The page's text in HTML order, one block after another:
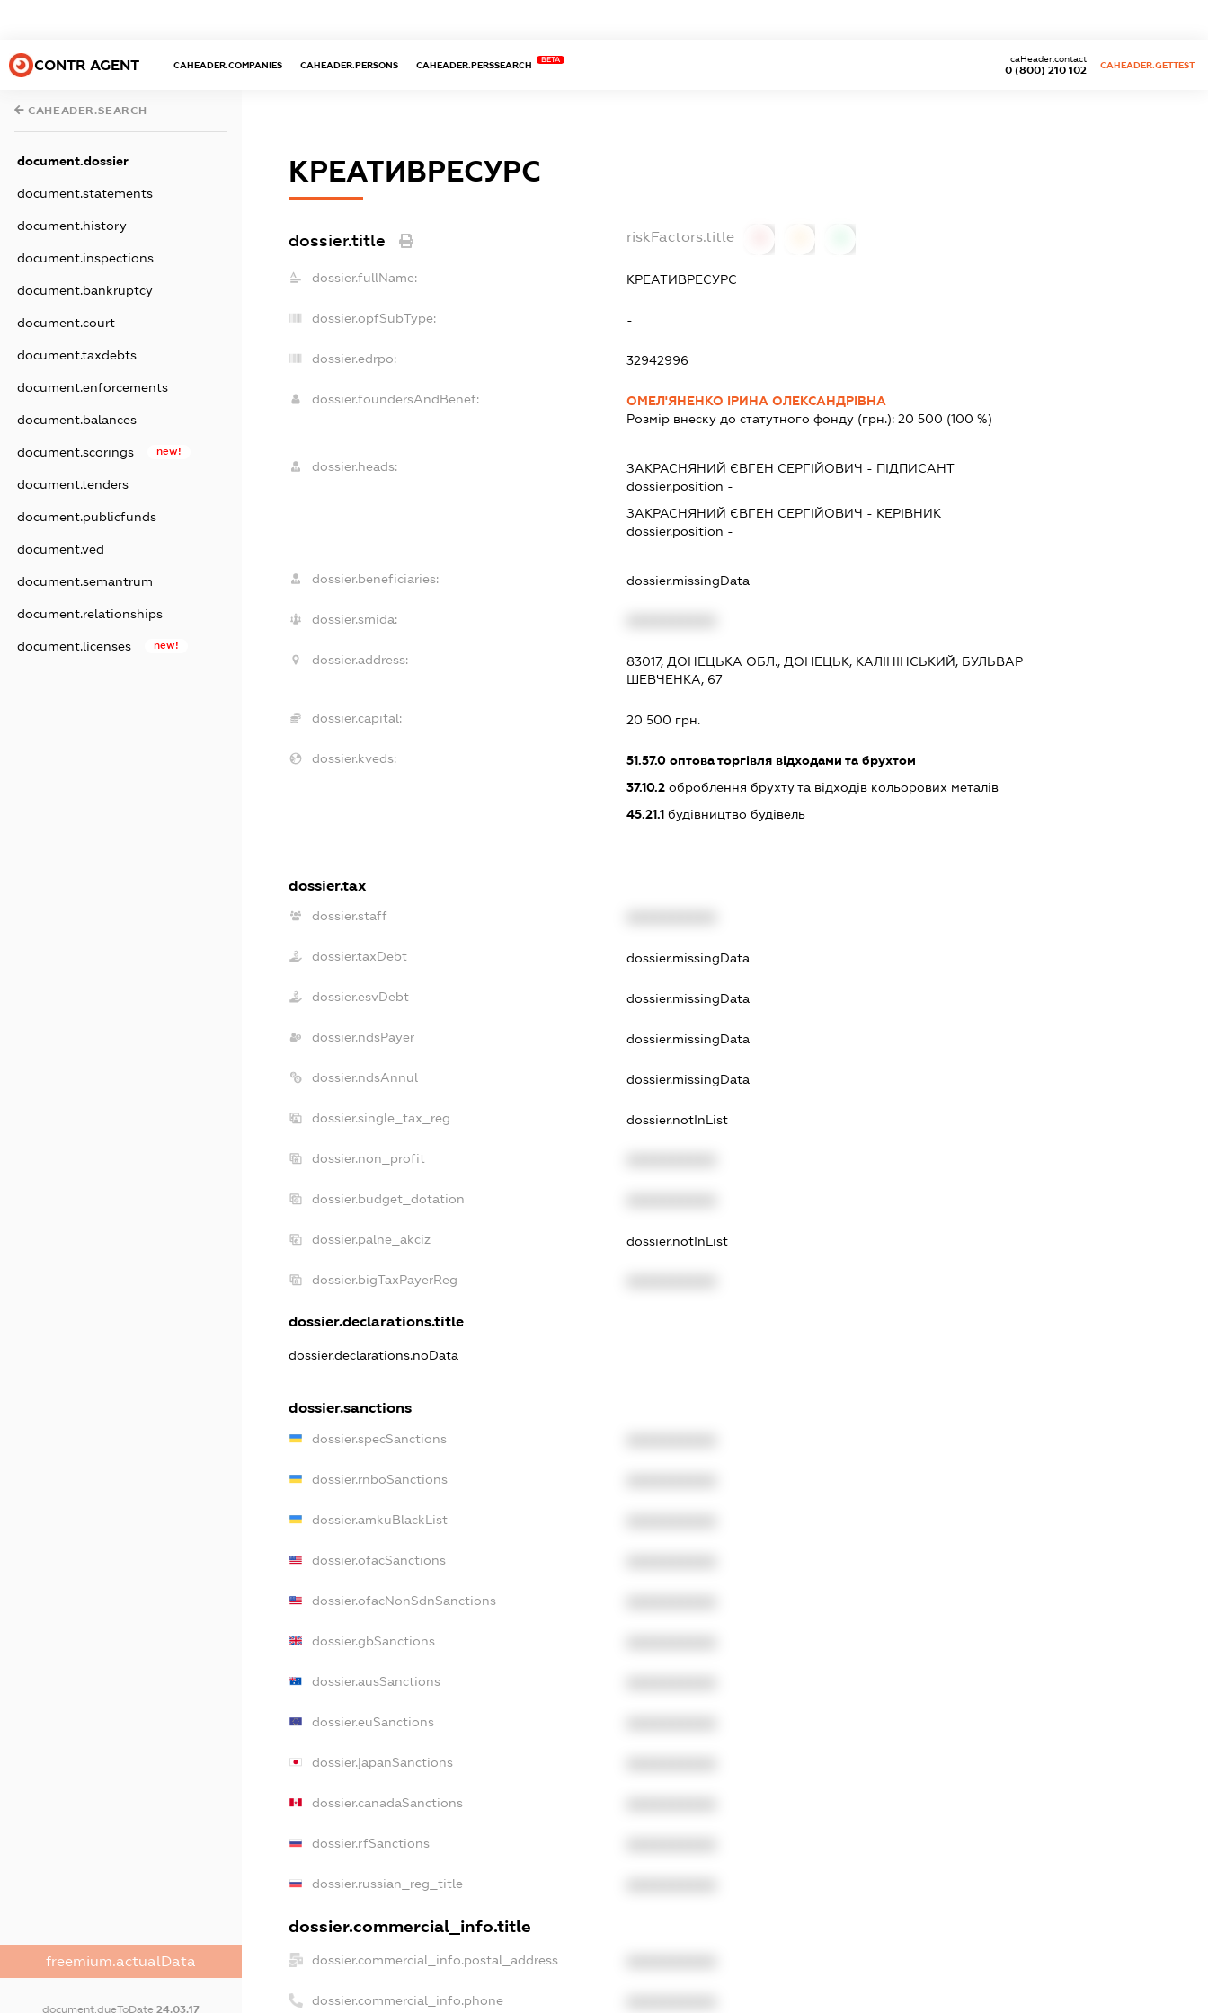
CONTR AGENT CAHEADER.COMPANIES CAHEADER.PERSONS CAHEADER.PERSSEARCH
BETA
0 (800) 210 102
caHeader.contact
CAHEADER.GETTEST
CAHEADER.SEARCH
document.dossier
document.statements
document.history
document.inspections
document.bankruptcy
document.court
document.taxdebts
document.enforcements
document.balances
document.scorings new!
document.tenders
document.publicfunds
document.ved
document.semantrum
document.relationships
document.licenses new!
freemium.actualData
document.dueToDate 24.03.17
КРЕАТИВРЕСУРС
dossier.title riskFactors.title
dossier.fullName: КРЕАТИВРЕСУРС
dossier.opfSubType: -
dossier.edrpo: 32942996
dossier.foundersAndBenef:
ОМЕЛ'ЯНЕНКО ІРИНА ОЛЕКСАНДРІВНА
Розмір внеску до статутного фонду (грн.):20 500 (100 %)
dossier.heads: ЗАКРАСНЯНИЙ ЄВГЕН СЕРГІЙОВИЧ - ПІДПИСАНТ
dossier.position -
ЗАКРАСНЯНИЙ ЄВГЕН СЕРГІЙОВИЧ - КЕРІВНИК
dossier.position -
dossier.beneficiaries: dossier.missingData
dossier.smida:
dossier.address:
83017, ДОНЕЦЬКА ОБЛ., ДОНЕЦЬК, КАЛІНІНСЬКИЙ, БУЛЬВАР
ШЕВЧЕНКА, 67
dossier.capital: 20 500 грн.
dossier.kveds: 51.57.0 оптова торгівля відходами та брухтом
37.10.2 оброблення брухту та відходів кольорових металів
45.21.1 будівництво будівель
dossier.tax
dossier.staff
dossier.taxDebt dossier.missingData
dossier.esvDebt dossier.missingData
dossier.ndsPayer dossier.missingData
dossier.ndsAnnul dossier.missingData
dossier.single_tax_reg dossier.notInList
dossier.non_profit
dossier.budget_dotation
dossier.palne_akciz dossier.notInList
dossier.bigTaxPayerReg
dossier.declarations.title
dossier.declarations.noData
dossier.sanctions
dossier.specSanctions
dossier.rnboSanctions
dossier.amkuBlackList
dossier.ofacSanctions
dossier.ofacNonSdnSanctions
dossier.gbSanctions
dossier.ausSanctions
dossier.euSanctions
dossier.japanSanctions
dossier.canadaSanctions
dossier.rfSanctions
dossier.russian_reg_title
dossier.commercial_info.title
dossier.commercial_info.postal_address
dossier.commercial_info.phone